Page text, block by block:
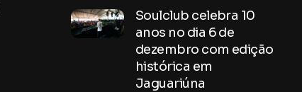
Soulclub celebra 10
anos no dia 6 de
dezembro com edição
histórica em
Jaguariúna